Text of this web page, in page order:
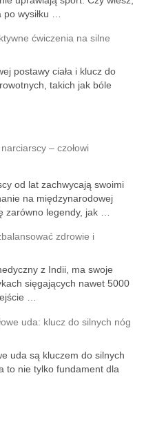
wysiłku …
ćwiczenia na silne
postawy ciała i klucz do
takich jak bóle
– czołowi
od lat zachwycają swoimi
na międzynarodowej
zarówno legendy, jak …
zdrowie i
z Indii, ma swoje
sięgających nawet 5000
…
uda: klucz do silnych nóg
uda są kluczem do silnych
to nie tylko fundament dla